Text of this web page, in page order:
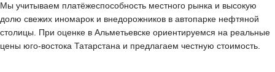
Мы учитываем платёжеспособность местного рынка и высокую
долю свежих иномарок и внедорожников в автопарке нефтяной
столицы. При оценке в Альметьевске ориентируемся на реальные
цены юго-востока Татарстана и предлагаем честную стоимость.